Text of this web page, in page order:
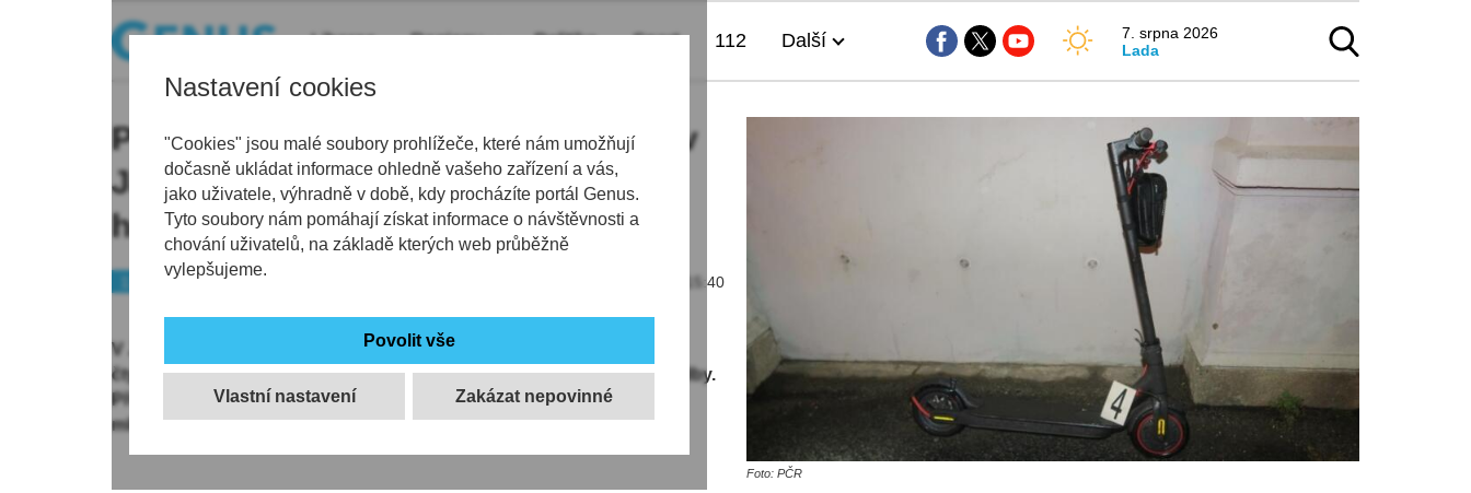
Nastavení cookies
"Cookies" jsou malé soubory prohlížeče, které nám umožňují
dočasně ukládat informace ohledně vašeho zařízení a vás,
jako uživatele, výhradně v době, kdy procházíte portál Genus.
Tyto soubory nám pomáhají získat informace o návštěvnosti a
chování uživatelů, na základě kterých web průběžně
vylepšujeme.
Vlastní nastavení
Liberec Regiony Politika Sport 112 Další
7. srpna 2026
Lada
Po pádu na zem zemřel muž jedoucí v
Jablonci na elektrokoloběžce bez
helmy
12.05.2026 | 15:40
V Jablonci nad Nisou zemřel v noci na dnešek po pádu na zem
čtyřiapadesátiletý muž, který jel na elektrokoloběžce bez ochranné přilby.
Přeletěl přes řídítka. Nawebupolicie o tom informovala její regionální
mluvčí Dagmar Sochorová.
Foto: PČR